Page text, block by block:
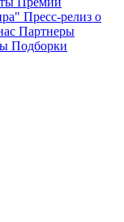
Пресс-релиз о
Партнеры
Подборки